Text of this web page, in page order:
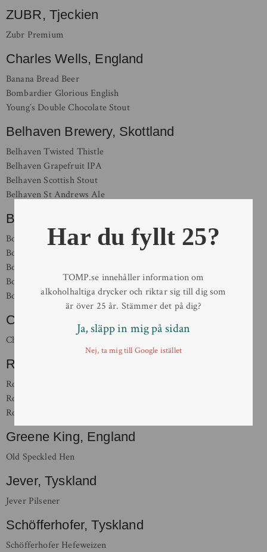
ZUBR, Tjeckien
Zubr Premium
Charles Wells, England
Banana Bread Beer
Bombardier Glorious English
Young´s Double Chocolate Stout
Belhaven Brewery, Skottland
Belhaven Twisted Thistle
Belhaven Grapefruit IPA
Belhaven Scottish Stout
Belhaven St Andrews Ale
Brouwerij Boon, Belgien
Boon Framboise
Boon Kriek 4%
Boon Oude Geuze
Boon Oude Geuze Mariage Parfait
Boon Oude Kriek
Chang, Thailand
Chang Classic
Rodenbach, Belgien
Rodenbach Alexander
Rodenbach Charactére Rouge
Rodenbach Vintage
Greene King, England
Old Speckled Hen
Jever, Tyskland
Jever Pilsener
Schöfferhofer, Tyskland
Schöfferhofer Hefeweizen
Har du fyllt 25?
TOMP.se innehåller information om
alkoholhaltiga drycker och riktar sig till dig som
är över 25 år. Stämmer det på dig?
Ja, släpp in mig på sidan
Nej, ta mig till Google istället